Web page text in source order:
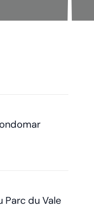
Parc du Vale